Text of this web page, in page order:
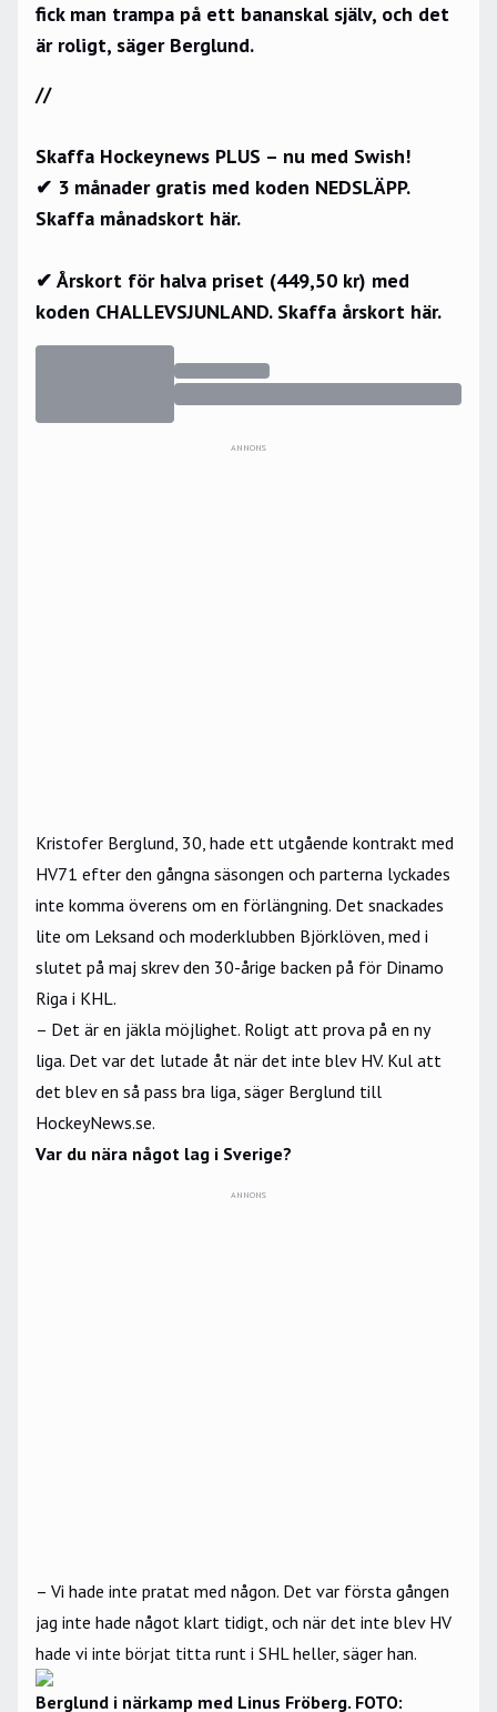
fick man trampa på ett bananskal själv, och det
är roligt, säger Berglund.
//
Skaffa Hockeynews PLUS – nu med Swish!
✔ 3 månader gratis med koden NEDSLÄPP.
Skaffa månadskort här.
✔ Årskort för halva priset (449,50 kr) med
koden CHALLEVSJUNLAND. Skaffa årskort här.
ANNONS
Kristofer Berglund, 30, hade ett utgående kontrakt med
HV71 efter den gångna säsongen och parterna lyckades
inte komma överens om en förlängning. Det snackades
lite om Leksand och moderklubben Björklöven, med i
slutet på maj skrev den 30-årige backen på för Dinamo
Riga i KHL.
– Det är en jäkla möjlighet. Roligt att prova på en ny
liga. Det var det lutade åt när det inte blev HV. Kul att
det blev en så pass bra liga, säger Berglund till
HockeyNews.se.
Var du nära något lag i Sverige?
ANNONS
– Vi hade inte pratat med någon. Det var första gången
jag inte hade något klart tidigt, och när det inte blev HV
hade vi inte börjat titta runt i SHL heller, säger han.
Berglund i närkamp med Linus Fröberg. FOTO: